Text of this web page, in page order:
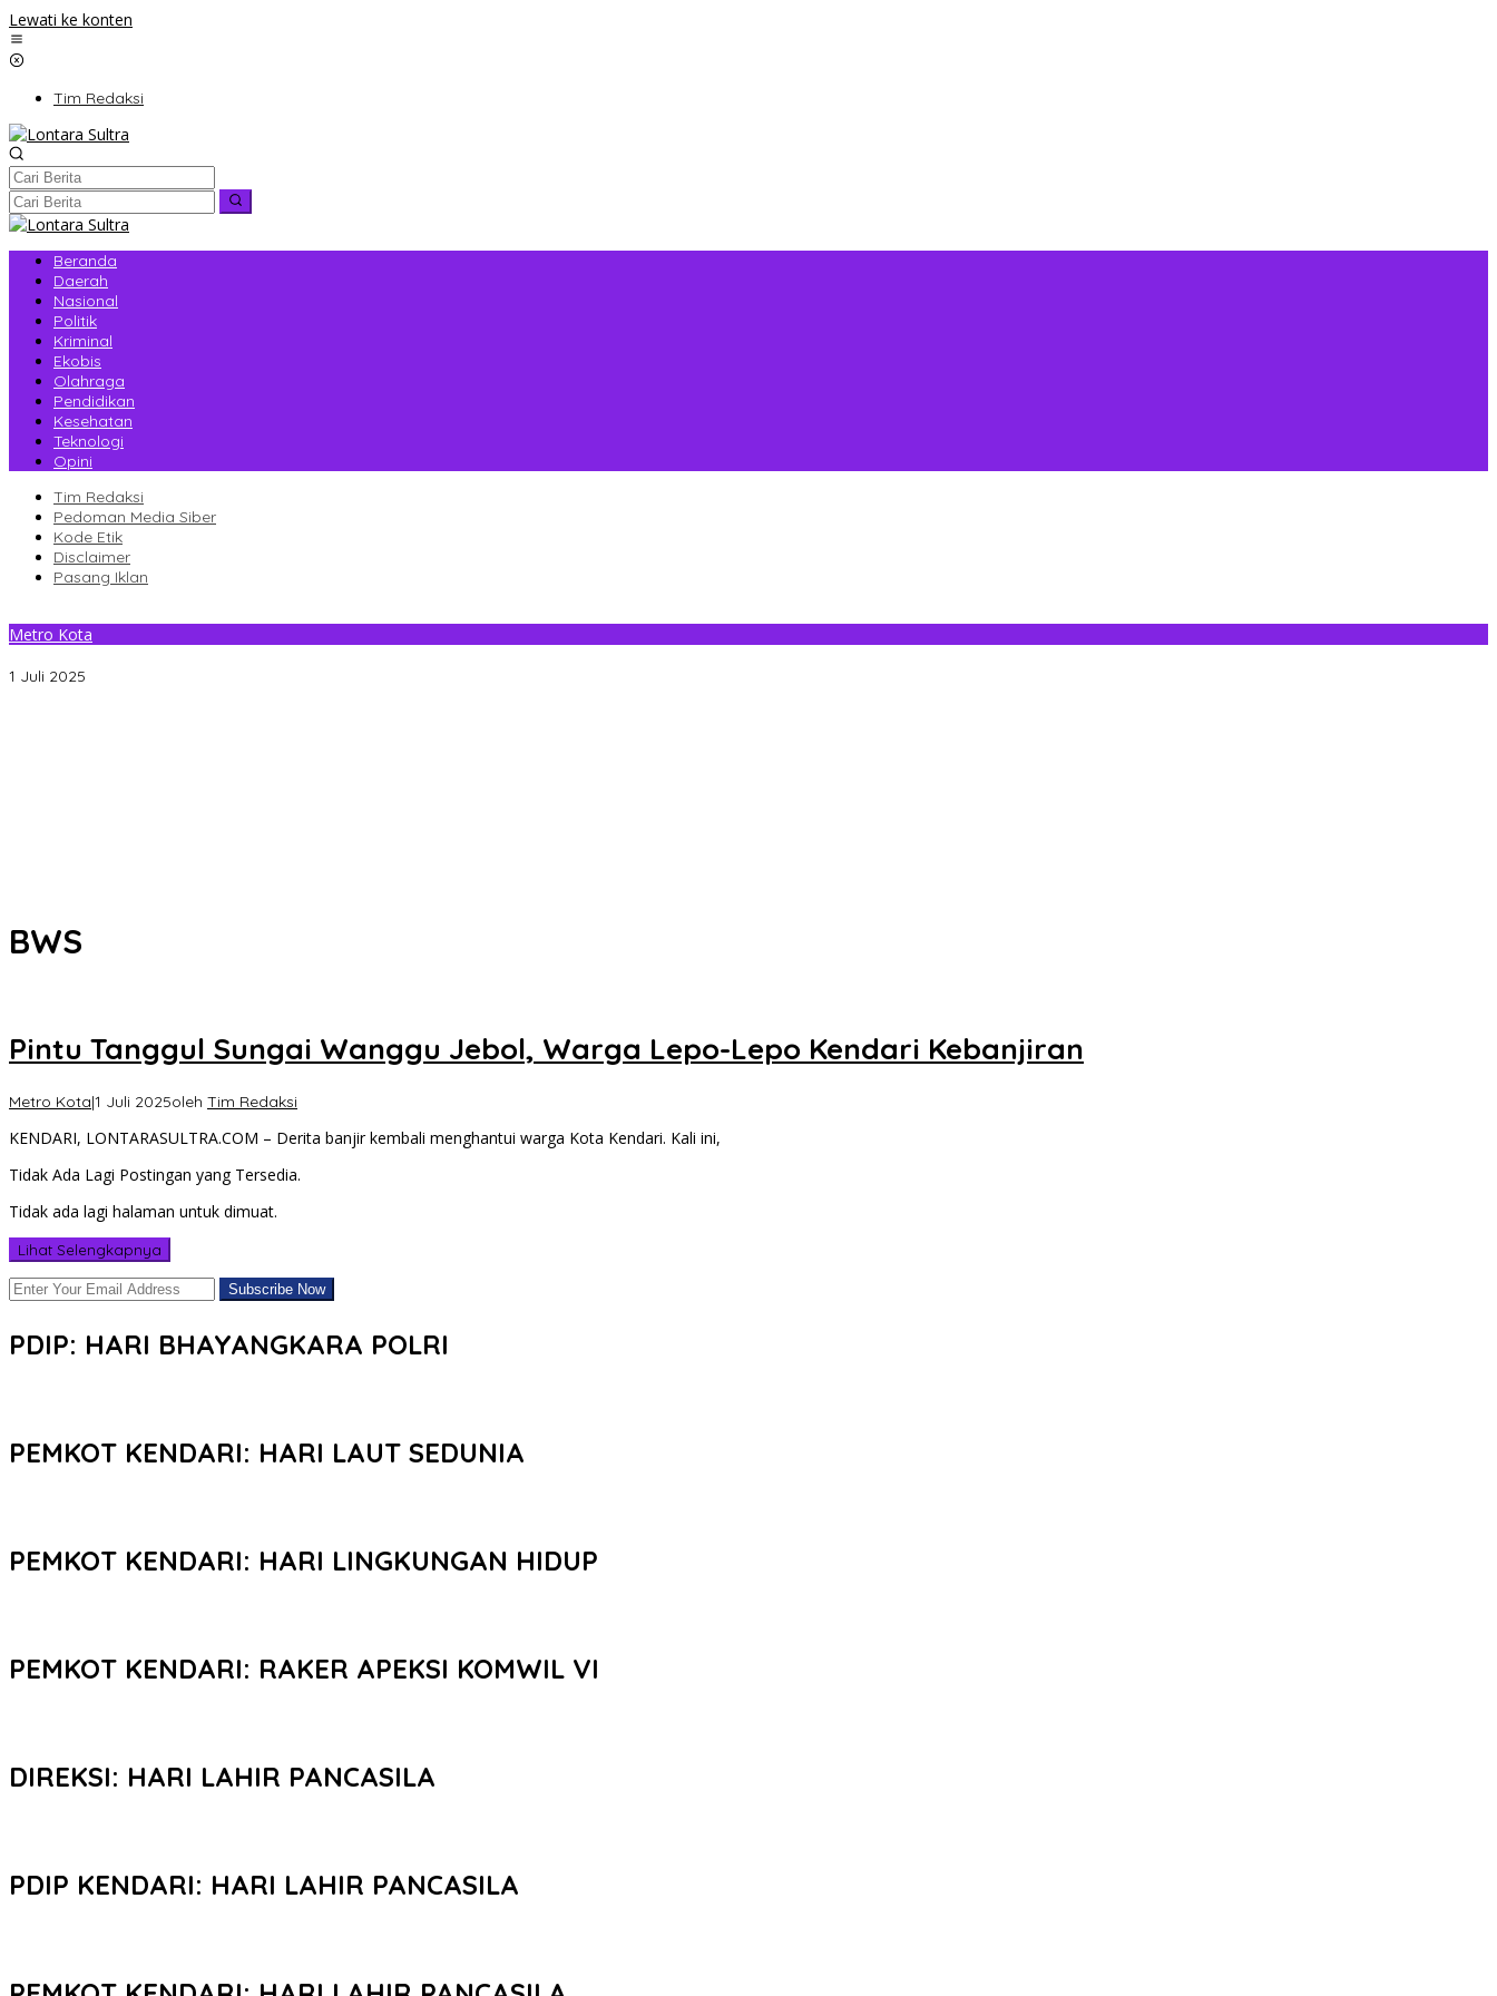
Lewati ke konten
Tim Redaksi
Beranda
Daerah
Nasional
Politik
Kriminal
Ekobis
Olahraga
Pendidikan
Kesehatan
Teknologi
Opini
Tim Redaksi
Pedoman Media Siber
Kode Etik
Disclaimer
Pasang Iklan
Metro Kota
1 Juli 2025
BWS
Pintu Tanggul Sungai Wanggu Jebol, Warga Lepo-Lepo Kendari Kebanjiran
Metro Kota|1 Juli 2025oleh Tim Redaksi
KENDARI, LONTARASULTRA.COM – Derita banjir kembali menghantui warga Kota Kendari. Kali ini,
Tidak Ada Lagi Postingan yang Tersedia.
Tidak ada lagi halaman untuk dimuat.
Lihat Selengkapnya
PDIP: HARI BHAYANGKARA POLRI
PEMKOT KENDARI: HARI LAUT SEDUNIA
PEMKOT KENDARI: HARI LINGKUNGAN HIDUP
PEMKOT KENDARI: RAKER APEKSI KOMWIL VI
DIREKSI: HARI LAHIR PANCASILA
PDIP KENDARI: HARI LAHIR PANCASILA